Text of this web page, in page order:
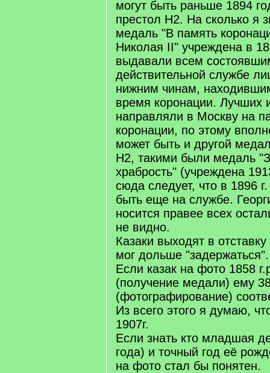
могут быть раньше 1894
престол Н2. На сколько я
медаль "В память
Николая II" учреждена в
выдавали всем
действительной службе
нижним чинам,
время коронации. Лучших
направляли в Москву на
коронации, по этому
может быть и другой
Н2, такими были медаль
храбрость" (учреждена
сюда следует, что в 1896
быть еще на службе.
носится правее всех
не видно.
Казаки выходят в
мог дольше "задержаться".
Если казак на фото 1858
(получение медали) ему
(фотографирование)
Из всего этого я думаю,
1907г.
Если знать кто младшая
года) и точный год её
на фото стал бы понятен.